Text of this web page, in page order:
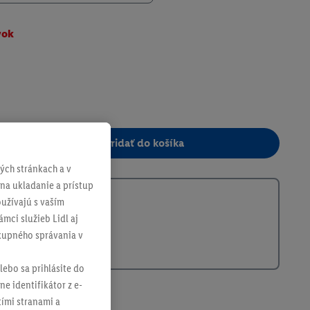
Pridať do košíka
stránkach a v
ukladanie a prístup
s vaším
služieb Lidl aj
správania v
sa prihlásite do
identifikátor z e-
stranami a